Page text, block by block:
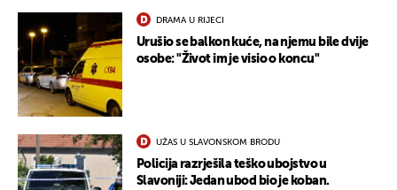
DRAMA U RIJECI
Urušio se balkon kuće, na njemu bile dvije
osobe: "Život im je visio o koncu"
UŽAS U SLAVONSKOM BRODU
Policija razrješila teško ubojstvo u
Slavoniji: Jedan ubod bio je koban.